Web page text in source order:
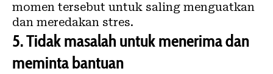
momen tersebut untuk saling menguatkan
dan meredakan stres.
5.Tidak masalah untuk menerima dan
meminta bantuan